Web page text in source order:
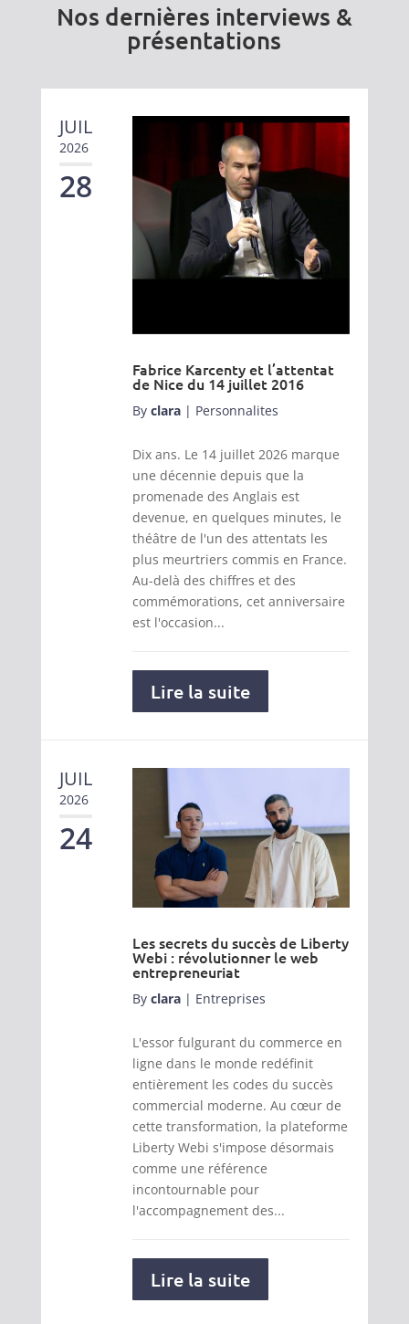
Nos dernières interviews &
présentations
JUIL
2026
28
Fabrice Karcenty et l’attentat
de Nice du 14 juillet 2016
By clara| Personnalites
Dix ans. Le 14 juillet 2026 marque
une décennie depuis que la
promenade des Anglais est
devenue, en quelques minutes, le
théâtre de l'un des attentats les
plus meurtriers commis en France.
Au-delà des chiffres et des
commémorations, cet anniversaire
est l'occasion...
Lire la suite
JUIL
2026
24
Les secrets du succès de Liberty
Webi : révolutionner le web
entrepreneuriat
By clara| Entreprises
L'essor fulgurant du commerce en
ligne dans le monde redéfinit
entièrement les codes du succès
commercial moderne. Au cœur de
cette transformation, la plateforme
Liberty Webi s'impose désormais
comme une référence
incontournable pour
l'accompagnement des...
Lire la suite